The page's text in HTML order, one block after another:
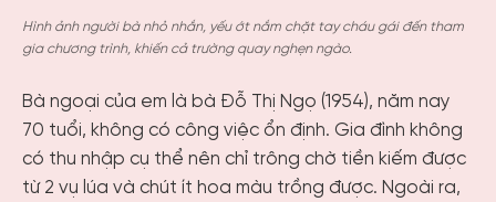
Hình ảnh người bà nhỏ nhắn, yếu ớt nắm chặt tay cháu gái đến tham
gia chương trình, khiến cả trường quay nghẹn ngào.
Bà ngoại của em là bà Đỗ Thị Ngọ (1954), năm nay
70 tuổi, không có công việc ổn định. Gia đình không
có thu nhập cụ thể nên chỉ trông chờ tiền kiếm được
từ 2 vụ lúa và chút ít hoa màu trồng được. Ngoài ra,